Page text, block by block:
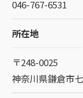
046-767-6531
所在地
〒248-0025
神奈川県鎌倉市